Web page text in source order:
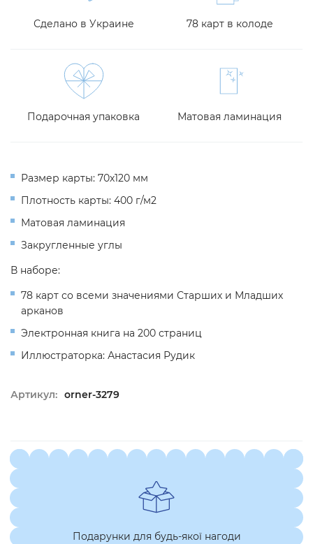
Сделано в Украине 78 карт в колоде
Подарочная упаковка Матовая ламинация
Размер карты: 70х120 мм
Плотность карты: 400 г/м2
Матовая ламинация
Закругленные углы
В наборе:
78 карт со всеми значениями Старших и Младших
арканов
Электронная книга на 200 страниц
Иллюстраторка: Анастасия Рудик
Артикул: orner-3279
Подарунки для будь-якої нагоди